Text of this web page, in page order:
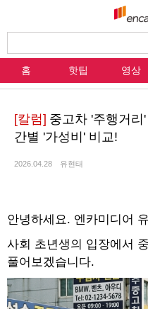
홈 핫팁 영상
[칼럼] 중고차 '주행거
간별 '가성비' 비교!
2026.04.28 유현태
안녕하세요. 엔카미디어
사회 초년생의 입장에서
풀어보겠습니다.